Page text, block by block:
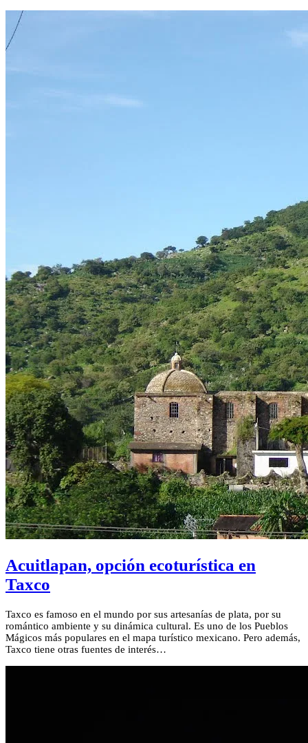
Acuitlapan, opción ecoturística en
Taxco
Taxco es famoso en el mundo por sus artesanías de plata, por su
romántico ambiente y su dinámica cultural. Es uno de los Pueblos
Mágicos más populares en el mapa turístico mexicano. Pero además,
Taxco tiene otras fuentes de interés…